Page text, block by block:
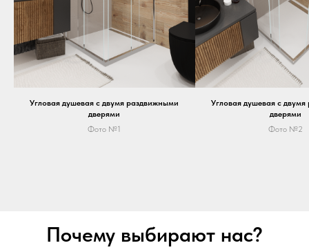
Угловая душевая с двумя раздвижными
дверями
Фото №1
Угловая душевая с
дверями
Фото №2
Почему выбирают нас?